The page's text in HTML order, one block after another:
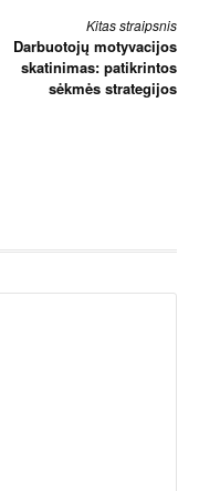
Kitas straipsnis
Darbuotojų motyvacijos
skatinimas: patikrintos
sėkmės strategijos